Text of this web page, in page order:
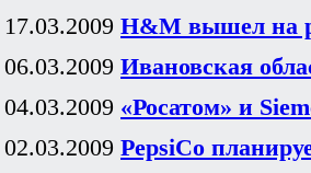
17.03.2009 H&M вышел на
06.03.2009 Ивановская
04.03.2009 «Росатом» и
02.03.2009 PepsiCo